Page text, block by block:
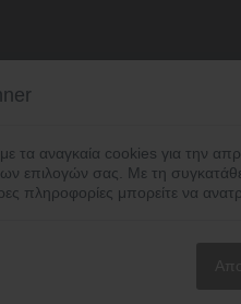
τα αναγκαία cookies για την
επιλογών σας. Με τη
πληροφορίες μπορείτε να